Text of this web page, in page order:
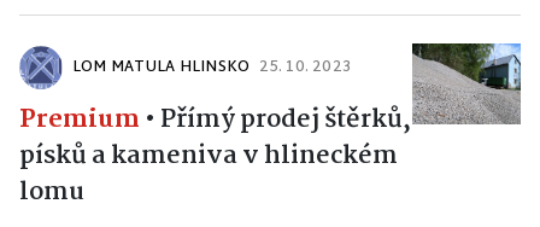
LOM MATULA HLINSKO 25. 10. 2023
Premium • Přímý prodej štěrků,
písků a kameniva v hlineckém
lomu